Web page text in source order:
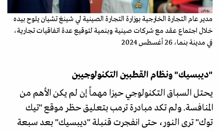
رويترز
مدير عام التجارة الخارجية بوزارة التجارة الصينية لي شينغ تشيان يلوح بيده
خلال اجتماع عقد مع شركات صينية وبنمية لتوقيع عدة اتفاقيات تجارية،
في مدينة بنما، 26 أغسطس 2024
"ديبسيك" ونظام القطبين التكنولوجيين
يحتل السباق التكنولوجي حيزا مهماً إن لم يكن الأهم من
المنافسة. ولم تكد مبادرة ترمب بتعليق حظر موقع "تيك
توك" ترى النور، حتى انفجرت قنبلة "ديبسيك" بعد سبعة